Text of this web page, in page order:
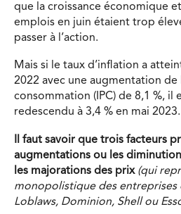
que la croissance économique
emplois en juin étaient trop
passer à l’action.
Mais si le taux d’inflation a
2022 avec une augmentation de
consommation (IPC) de 8,1 %, il
redescendu à 3,4 % en mai 2023.
faut savoir que trois facteurs
augmentations ou les
les majorations des prix (qui
monopolistique des entreprises
Loblaws, Dominion, Shell ou